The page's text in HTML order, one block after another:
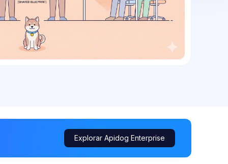
Explorar Apidog Enterprise